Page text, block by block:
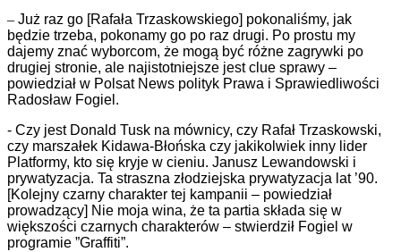
– Już raz go [Rafała Trzaskowskiego] pokonaliśmy, jak
będzie trzeba, pokonamy go po raz drugi. Po prostu my
dajemy znać wyborcom, że mogą być różne zagrywki po
drugiej stronie, ale najistotniejsze jest clue sprawy –
powiedział w Polsat News polityk Prawa i Sprawiedliwości
Radosław Fogiel.
- Czy jest Donald Tusk na mównicy, czy Rafał Trzaskowski,
czy marszałek Kidawa-Błońska czy jakikolwiek inny lider
Platformy, kto się kryje w cieniu. Janusz Lewandowski i
prywatyzacja. Ta straszna złodziejska prywatyzacja lat ’90.
[Kolejny czarny charakter tej kampanii – powiedział
prowadzący] Nie moja wina, że ta partia składa się w
większości czarnych charakterów – stwierdził Fogiel w
programie ”Graffiti”.